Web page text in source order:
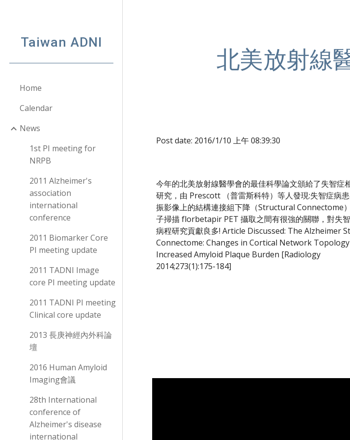
Taiwan ADNI
Home
Calendar
News
1st PI meeting for
NRPB
2011 Alzheimer's
association
international
conference
2011 Biomarker Core
PI meeting update
2011 TADNI Image
core PI meeting update
2011 TADNI PI meeting
Clinical core update
2013 長庚神經內外科論
壇
2016 Human Amyloid
Imaging會議
28th International
conference of
Alzheimer's disease
international
北美放射線
Post date: 2016/1/10 上午 08:39:30
今年的北美放射線醫學會的最佳科學論文頒給了失智症
研究，由 Prescott （普雷斯科特）等人發現:失智症病
振影像上的結構連接組下降（Structural Connectome
子掃描 florbetapir PET 攝取之間有很強的關聯，對失
病程研究貢獻良多! Article Discussed: The Alzheimer
Connectome: Changes in Cortical Network
Increased Amyloid Plaque Burden [Radiology
2014;273(1):175-184]